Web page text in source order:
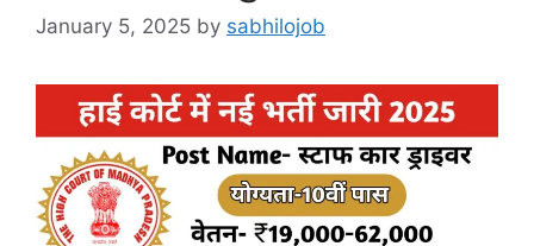
January 5, 2025 by sabhilojob